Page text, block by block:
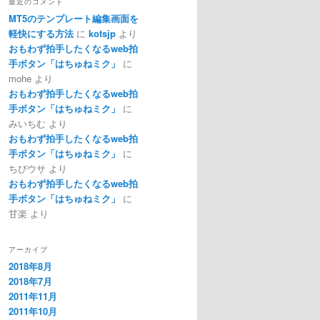
MT5のテンプレート編集画面を
軽快にする方法に kotsjp より
おもわず拍手したくなるweb拍
手ボタン「はちゅねミク」
に
mohe より
おもわず拍手したくなるweb拍
手ボタン「はちゅねミク」
に
みいちむ より
おもわず拍手したくなるweb拍
手ボタン「はちゅねミク」
に
ちびウサ より
おもわず拍手したくなるweb拍
手ボタン「はちゅねミク」
に
甘楽 より
アーカイブ
2018年8月
2018年7月
2011年11月
2011年10月